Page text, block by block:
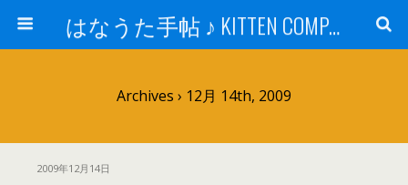
はなうた手帖 ♪ KITTEN COMPANY
Archives › 12月 14th, 2009
2009年12月14日